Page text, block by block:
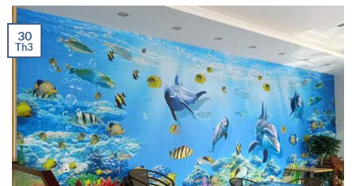
30
Th3